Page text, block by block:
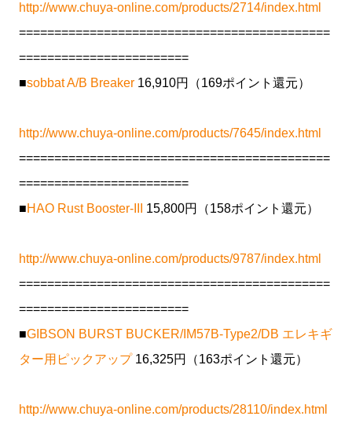
http://www.chuya-online.com/products/2714/index.html
============================================
========================
■sobbat A/B Breaker 16,910円（169ポイント還元）
http://www.chuya-online.com/products/7645/index.html
============================================
========================
■HAO Rust Booster-III 15,800円（158ポイント還元）
http://www.chuya-online.com/products/9787/index.html
============================================
========================
■GIBSON BURST BUCKER/IM57B-Type2/DB エレキギ
ター用ピックアップ16,325円（163ポイント還元）
http://www.chuya-online.com/products/28110/index.html